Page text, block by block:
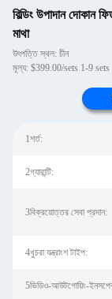
বিল্ডিং উপাদান দোকান
মাথা
উৎপত্তি স্থল: চীন
মূল্য: $399.00/sets 1-9 sets
1শর্ত:
2গ্যারান্টি:
3বিক্রয়োত্তর সেবা প্রদান:
4খুচরা যন্ত্রাংশ টাইপ:
5ভিডিও-আউটগোয়িং-